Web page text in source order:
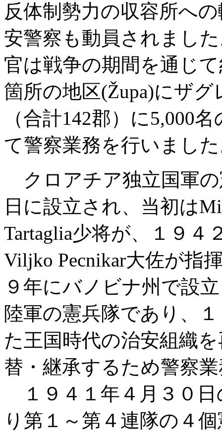
反体制勢力の収容所へ
安警察も動員されまし
官は戦争の期間を通じ
箇所の地区(Župa)にザ
（合計142郡）に5,000
て警察業務を行いまし
クロアチア独立国軍の
日に設立され、当初は
Tartaglia少将が、１９
Viljko Pecnikar大佐が指
９年にバノビナ州で設
陸軍の憲兵隊であり、
た王国時代の治安組織
替・継承するため警察
１９４１年４月３０日
り第１～第４連隊の４